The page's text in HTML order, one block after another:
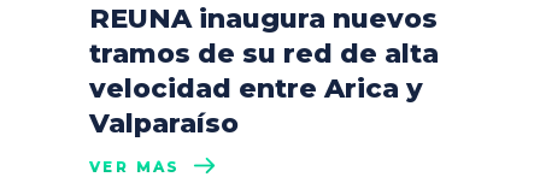
REUNA inaugura nuevos
tramos de su red de alta
velocidad entre Arica y
Valparaíso
VER MÁS